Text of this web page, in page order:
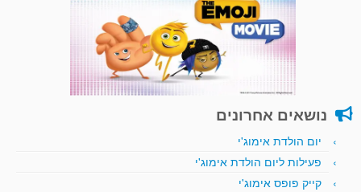
נושאים אחרונים
יום הולדת אימוג'י
פעילות ליום הולדת אימוג'י
קייק פופס אימוג'י